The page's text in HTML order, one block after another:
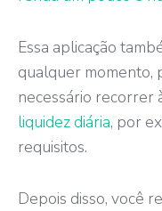
Essa aplicação
qualquer momento,
necessário recorrer
liquidez diária, por
requisitos.
Depois disso, você